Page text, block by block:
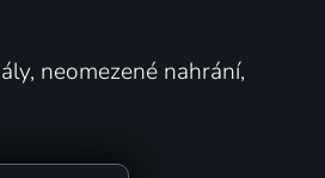
neomezené nahrání,